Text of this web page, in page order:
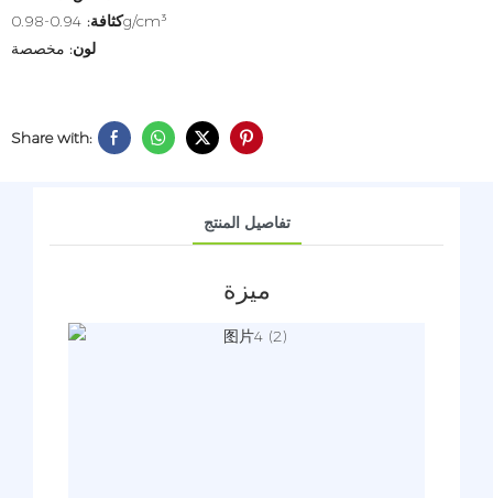
كثافة:0.94-0.98g/cm³
لون: مخصصة
Share with:
تفاصيل المنتج
ميزة